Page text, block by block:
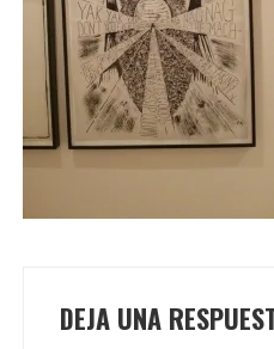
DEJA UNA